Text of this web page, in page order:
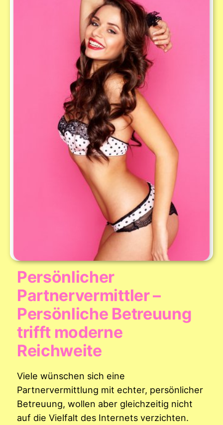
Persönlicher
Partnervermittler –
Persönliche Betreuung
trifft moderne
Reichweite
Viele wünschen sich eine
Partnervermittlung mit echter, persönlicher
Betreuung, wollen aber gleichzeitig nicht
auf die Vielfalt des Internets verzichten.